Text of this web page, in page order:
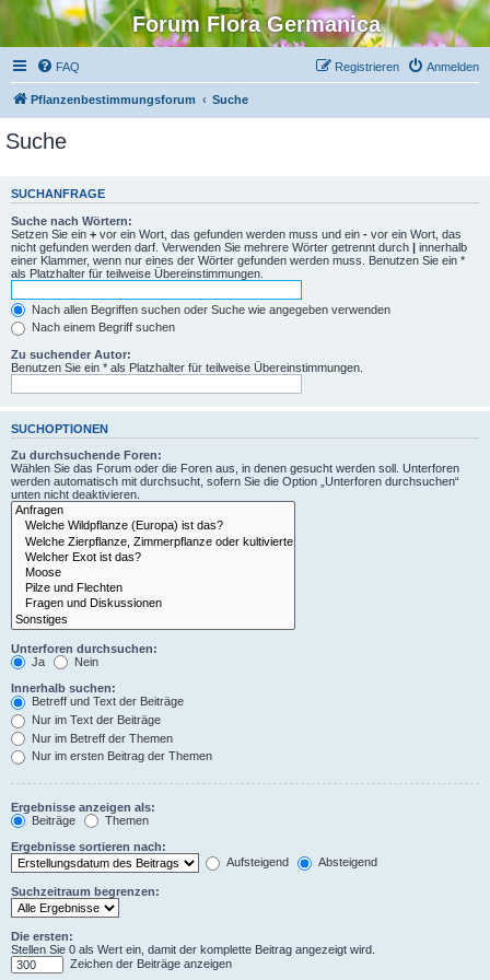
Forum Flora Germanica
FAQ Anmelden
Registrieren
Pflanzenbestimmungsforum Suche
Suche
SUCHANFRAGE
Suche nach Wörtern:
Setzen Sie ein + vor ein Wort, das gefunden werden muss und ein - vor ein Wort, das
nicht gefunden werden darf. Verwenden Sie mehrere Wörter getrennt durch | innerhalb
einer Klammer, wenn nur eines der Wörter gefunden werden muss. Benutzen Sie ein *
als Platzhalter für teilweise Übereinstimmungen.
Nach allen Begriffen suchen oder Suche wie angegeben verwenden
Nach einem Begriff suchen
Zu suchender Autor:
Benutzen Sie ein * als Platzhalter für teilweise Übereinstimmungen.
SUCHOPTIONEN
Zu durchsuchende Foren:
Wählen Sie das Forum oder die Foren aus, in denen gesucht werden soll. Unterforen
werden automatisch mit durchsucht, sofern Sie die Option „Unterforen durchsuchen“
unten nicht deaktivieren.
Unterforen durchsuchen:
Ja
Nein
Innerhalb suchen:
Betreff und Text der Beiträge
Nur im Text der Beiträge
Nur im Betreff der Themen
Nur im ersten Beitrag der Themen
Ergebnisse anzeigen als:
Beiträge
Themen
Ergebnisse sortieren nach:
Aufsteigend
Absteigend
Suchzeitraum begrenzen:
Die ersten:
Stellen Sie 0 als Wert ein, damit der komplette Beitrag angezeigt wird.
Zeichen der Beiträge anzeigen